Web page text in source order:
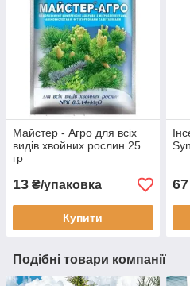
Майстер - Агро для всіх
видів хвойних рослин 25
гр
13 ₴/упаковка
Купити
67
Подібні товари компанії